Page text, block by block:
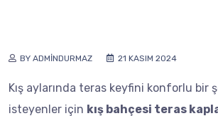
BY ADMINDURMAZ 21 KASIM 2024
Kış aylarında teras keyfini konforlu bir
isteyenler için kış bahçesi teras